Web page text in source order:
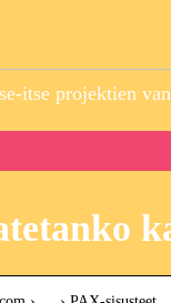
itse projektien